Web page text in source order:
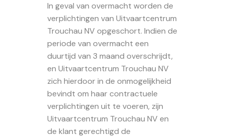
In geval van overmacht worden de
verplichtingen van Uitvaartcentrum
Trouchau NV opgeschort. Indien de
periode van overmacht een
duurtijd van 3 maand overschrijdt,
en Uitvaartcentrum Trouchau NV
zich hierdoor in de onmogelijkheid
bevindt om haar contractuele
verplichtingen uit te voeren, zijn
Uitvaartcentrum Trouchau NV en
de klant gerechtigd de